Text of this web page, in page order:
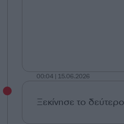
00:04 | 15.06.2026
Ξεκίνησε το